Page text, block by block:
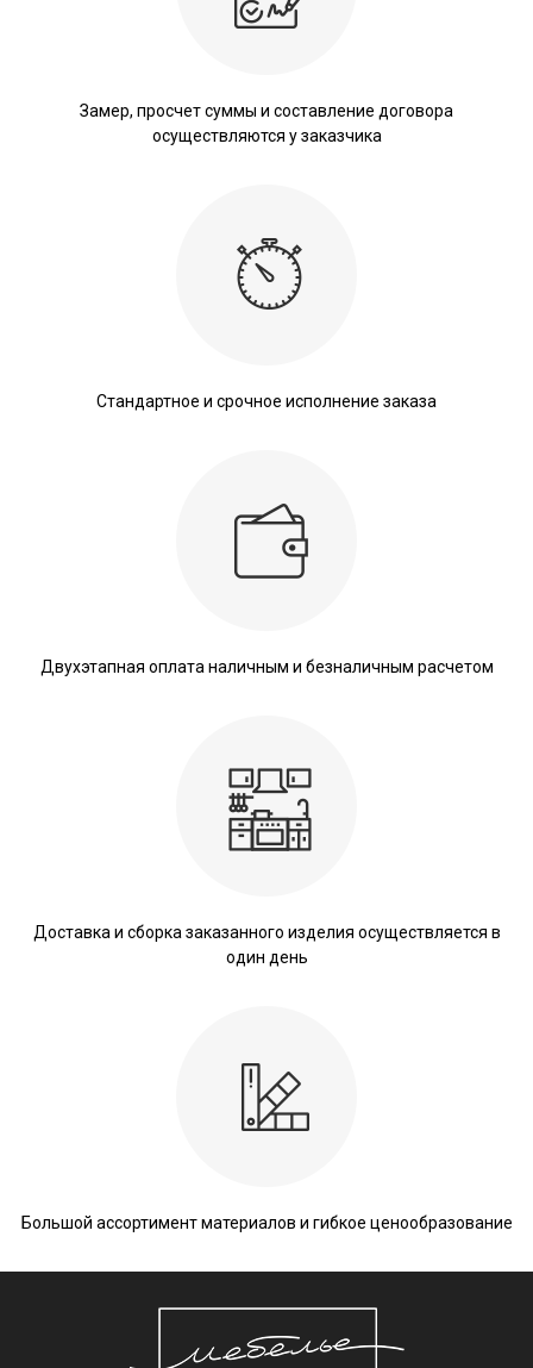
Замер, просчет суммы и составление договора
осуществляются у заказчика
Стандартное и срочное исполнение заказа
Двухэтапная оплата наличным и безналичным расчетом
Доставка и сборка заказанного изделия осуществляется в
один день
Большой ассортимент материалов и гибкое ценообразование